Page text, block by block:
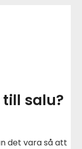
salu?
det vara så att